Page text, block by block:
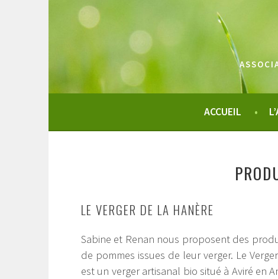
ACCUEIL
LE VERGER DE LA HANÈRE
Sabine et Renan nous proposent des
de pommes issues de leur verger. Le
est un verger artisanal bio situé à Aviré en